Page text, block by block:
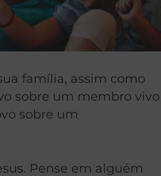
família, assim como
sobre um membro vivo
sobre um
Pense em alguém